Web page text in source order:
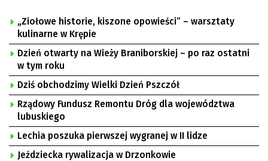
„Ziołowe historie, kiszone opowieści” – warsztaty
kulinarne w Krępie
Dzień otwarty na Wieży Braniborskiej – po raz ostatni
w tym roku
Dziś obchodzimy Wielki Dzień Pszczół
Rządowy Fundusz Remontu Dróg dla województwa
lubuskiego
Lechia poszuka pierwszej wygranej w II lidze
Jeździecka rywalizacja w Drzonkowie